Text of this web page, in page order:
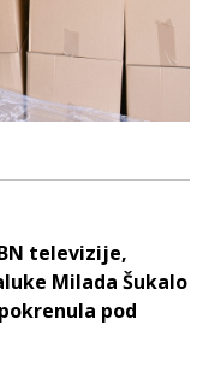
televizije,
Milada Šukalo
pod